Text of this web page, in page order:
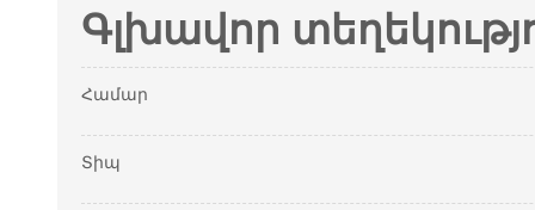
Գլխավոր
Համար
Տիպ